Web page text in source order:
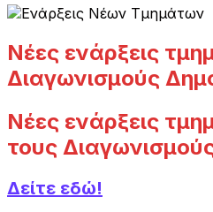
Νέες ενάρξεις
Διαγωνισμούς
Νέες ενάρξεις
τους
Δείτε εδώ!